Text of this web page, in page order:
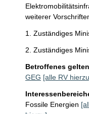
weiterer
1. Zuständiges
2. Zuständiges
Betroffenes
GEG [alle RV
Fossile Energien